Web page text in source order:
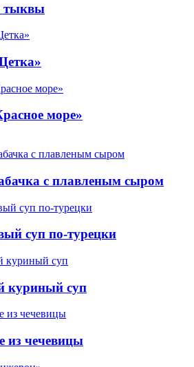
тыквы
море»
с плавленым сыром
суп по-турецки
куриный суп
из чечевицы